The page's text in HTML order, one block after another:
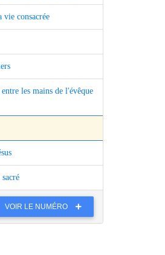
vie consacrée
les mains de l'évêque
VOIR LE NUMÉRO